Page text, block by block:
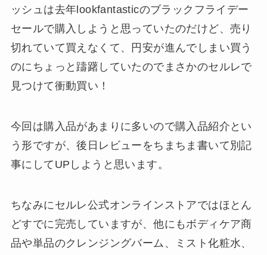
ッシュは去年lookfantasticのブラックフライデー
セールで購入しようと思っていたのだけど、売り
切れていて買えなくて、円安が進んでしまい買う
のにちょっと躊躇していたのでまさかのセルレで
見つけて衝動買い！
今回は購入品があまりに多いので購入品紹介とい
う形ですが、後日レビューをちまちま書いて別記
事にしてUPしようと思います。
ちなみにセルレ公式オンラインストアではほとん
どすでに完売していますが、他にもボディケア商
品や単品のクレンジングバーム、ミスト化粧水、